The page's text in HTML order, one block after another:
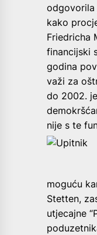
odgovorila
kako
Friedricha
financijski
godina
važi za
do 2002.
nije s te
moguću
Stetten,
utjecajne